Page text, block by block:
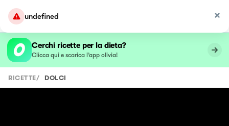
undefined
Cerchi ricette per la dieta?
Clicca qui e scarica l’app olivia!
RICETTE/ DOLCI